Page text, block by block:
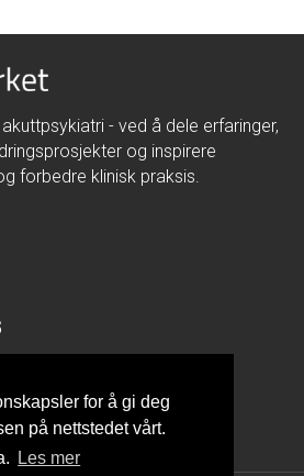
for å gi deg
på nettstedet vårt.
Les mer
- ved å dele erfaringer,
og inspirere
forbedre klinisk praksis.